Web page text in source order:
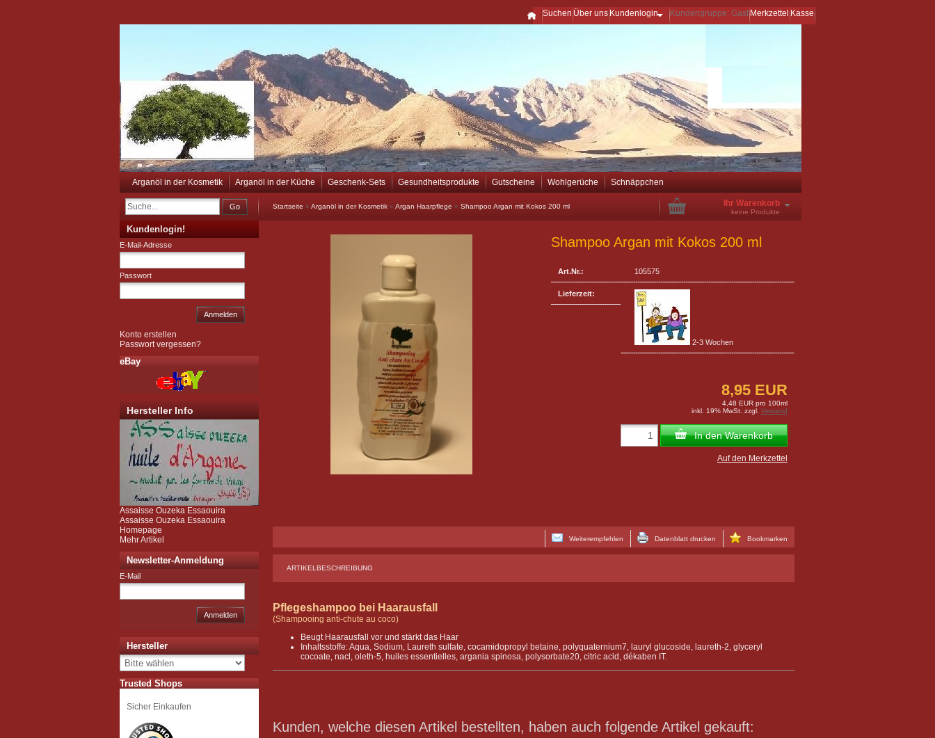
Suchen Über uns Kundenlogin Kundengruppe: Gast Merkzettel Kasse
Arganöl in der Kosmetik Arganöl in der Küche Geschenk-Sets Gesundheitsprodukte Gutscheine Wohlgerüche Schnäppchen
Go Startseite » Arganöl in der Kosmetik » Argan Haarpflege » Shampoo Argan mit Kokos 200 ml Ihr Warenkorb
keine Produkte
Shampoo Argan mit Kokos 200 ml
Art.Nr.: 105575
Lieferzeit:
2-3 Wochen
8,95 EUR
4,48 EUR pro 100ml
inkl. 19% MwSt. zzgl. Versand
In den Warenkorb
Auf den Merkzettel
Bookmarken
Datenblatt drucken
Weiterempfehlen
ARTIKELBESCHREIBUNG
Pflegeshampoo bei Haarausfall
(Shampooing anti-chute au coco)
Beugt Haarausfall vor und stärkt das Haar
Inhaltsstoffe: Aqua, Sodium, Laureth sulfate, cocamidopropyl betaine, polyquaternium7, lauryl glucoside, laureth-2, glyceryl
cocoate, nacl, oleth-5, huiles essentielles, argania spinosa, polysorbate20, citric acid, dékaben IT.
Kunden, welche diesen Artikel bestellten, haben auch folgende Artikel gekauft:
Kundenlogin!
E-Mail-Adresse
Passwort
Anmelden
Konto erstellen
Passwort vergessen?
eBay
Hersteller Info
Assaisse Ouzeka Essaouira
Assaisse Ouzeka Essaouira
Homepage
Mehr Artikel
Newsletter-Anmeldung
E-Mail
Anmelden
Hersteller
Trusted Shops
Sicher Einkaufen